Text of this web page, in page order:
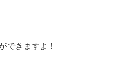
できますよ！